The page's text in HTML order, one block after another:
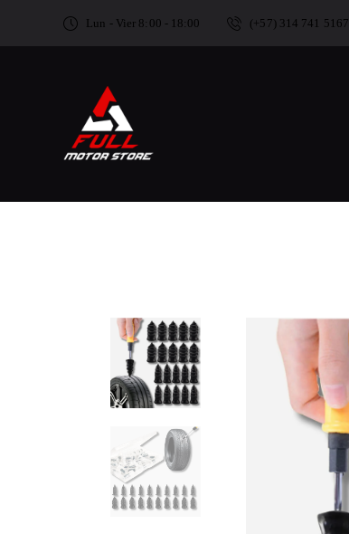
Lun - Vier 8:00 - 18:00 (+57) 314 741 5167